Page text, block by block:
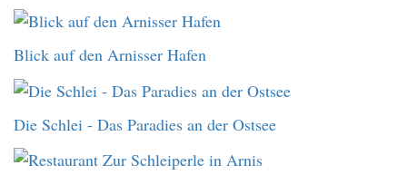
Blick auf den Arnisser Hafen
Die Schlei - Das Paradies an der Ostsee